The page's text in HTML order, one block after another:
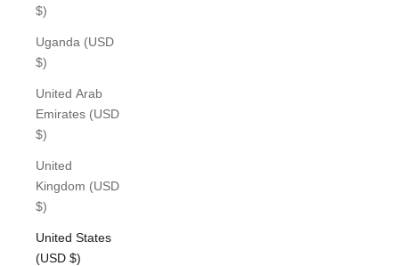
$)
Uganda (USD
$)
United Arab
Emirates (USD
$)
United
Kingdom (USD
$)
United States
(USD $)